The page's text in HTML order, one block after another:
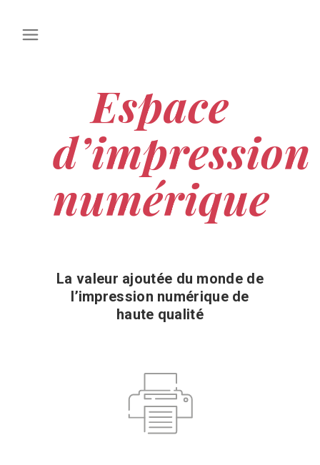
Espace
d’impression
numérique
La valeur ajoutée du monde de
l’impression numérique de
haute qualité